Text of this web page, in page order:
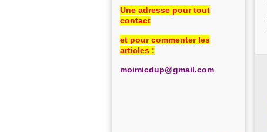
Une adresse pour tout
contact
et pour commenter les
articles :
moimicdup@gmail.com